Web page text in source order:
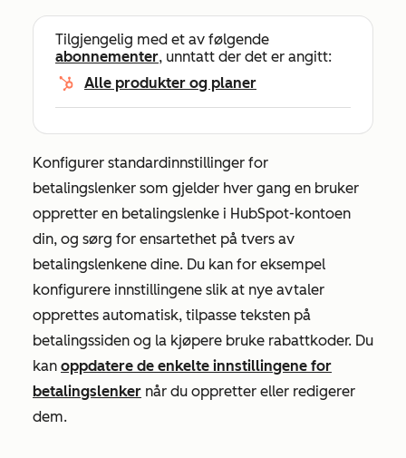
Tilgjengelig med et av følgende
abonnementer, unntatt der det er angitt:
Alle produkter og planer
Konfigurer standardinnstillinger for
betalingslenker som gjelder hver gang en bruker
oppretter en betalingslenke i HubSpot-kontoen
din, og sørg for ensartethet på tvers av
betalingslenkene dine. Du kan for eksempel
konfigurere innstillingene slik at nye avtaler
opprettes automatisk, tilpasse teksten på
betalingssiden og la kjøpere bruke rabattkoder. Du
kan oppdatere de enkelte innstillingene for
betalingslenker når du oppretter eller redigerer
dem.